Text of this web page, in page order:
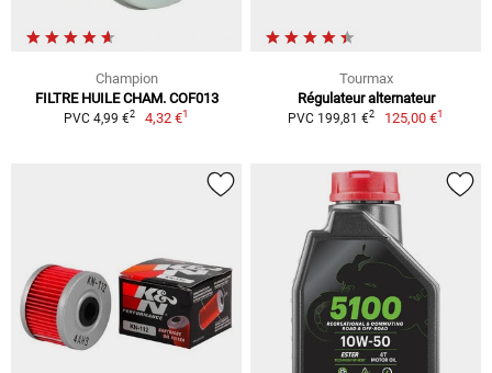
Champion
FILTRE HUILE CHAM. COF013
PVC 4,99 €2 4,32 €1
Tourmax
Régulateur alternateur
PVC 199,81 €2 125,00 €1